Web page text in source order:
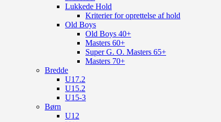
Lukkede Hold
Kriterier for oprettelse af hold
Old Boys
Old Boys 40+
Masters 60+
Super G. O. Masters 65+
Masters 70+
Bredde
U17.2
U15.2
U15-3
Børn
U12